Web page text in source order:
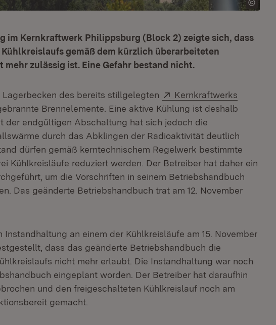
im Kernkraftwerk Philippsburg (Block 2) zeigte sich, dass
gemäß dem kürzlich überarbeiteten
zulässig ist. Eine Gefahr bestand nicht.
des bereits stillgelegten Extern:
Kernkraftwerks
Fenster)
Brennelemente. Eine aktive Kühlung ist deshalb
der endgültigen Abschaltung hat sich jedoch die
durch das Abklingen der Radioaktivität deutlich
dürfen gemäß kerntechnischem Regelwerk bestimmte
Kühlkreisläufe reduziert werden. Der Betreiber hat daher ein
um die Vorschriften in seinem Betriebshandbuch
Das geänderte Betriebshandbuch trat am 12. November
Instandhaltung an einem der Kühlkreisläufe am 15. November
dass das geänderte Betriebshandbuch die
nicht mehr erlaubt. Die Instandhaltung war noch
eingeplant worden. Der Betreiber hat daraufhin
und den freigeschalteten Kühlkreislauf noch am
gemacht.